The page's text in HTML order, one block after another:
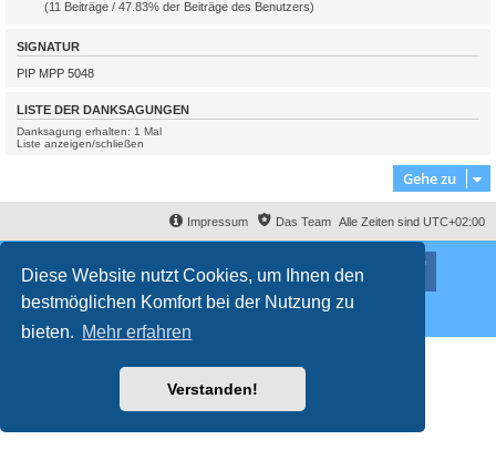
Diese Website nutzt Cookies, um Ihnen den
bestmöglichen Komfort bei der Nutzung zu
bieten. Mehr erfahren
Verstanden!
(11 Beiträge / 47.83% der Beiträge des Benutzers)
SIGNATUR
PIP MPP 5048
LISTE DER DANKSAGUNGEN
Danksagung erhalten: 1 Mal
Liste anzeigen/schließen
Gehe zu
Alle Zeiten sind UTC+02:00
Das Team
Impressum
Powered byphpBB® Forum Software © phpBB Limited
Styleproflatvon ©Mazeltof 2017